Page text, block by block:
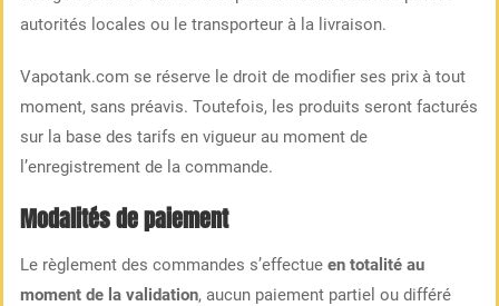
autorités locales ou le transporteur à la livraison.
Vapotank.com se réserve le droit de modifier ses prix à tout
moment, sans préavis. Toutefois, les produits seront facturés
sur la base des tarifs en vigueur au moment de
l’enregistrement de la commande.
Modalités de paiement
Le règlement des commandes s’effectue en totalité au
moment de la validation, aucun paiement partiel ou différé